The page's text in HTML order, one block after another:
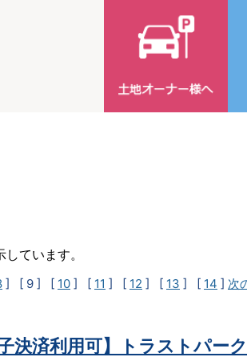
ています。
] [ 9 ] [ 10 ] [ 11 ] [ 12 ] [ 13 ] [ 14 ] 次
決済利用可】トラストパー